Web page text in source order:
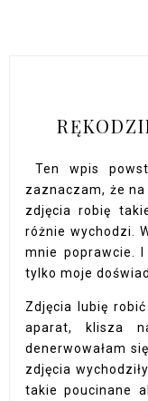
Ten wpis
zaznaczam, że
zdjęcia robię
różnie wychodzi.
mnie poprawcie.
tylko moje
Zdjęcia lubię
aparat, klisza
denerwowałam
zdjęcia
takie poucinane